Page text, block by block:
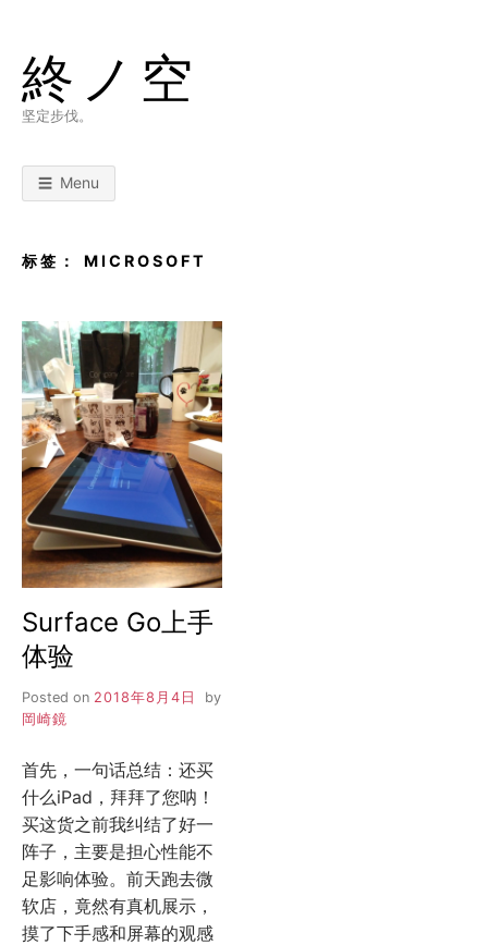
content
終ノ空
坚定步伐。
Menu
标签： MICROSOFT
Surface Go上手
体验
Posted on 2018年8月4日
by
岡崎鏡
首先，一句话总结：还买
什么iPad，拜拜了您呐！
买这货之前我纠结了好一
阵子，主要是担心性能不
足影响体验。前天跑去微
软店，竟然有真机展示，
摸了下手感和屏幕的观感